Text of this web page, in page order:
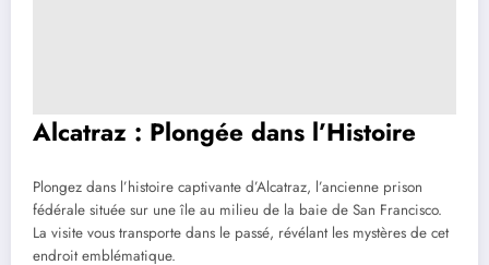
Alcatraz : Plongée dans l’Histoire
Plongez dans l’histoire captivante d’Alcatraz, l’ancienne prison
fédérale située sur une île au milieu de la baie de San Francisco.
La visite vous transporte dans le passé, révélant les mystères de cet
endroit emblématique.